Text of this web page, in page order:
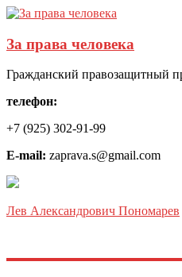
За права человека
Гражданский правозащитный
телефон:
+7 (925) 302-91-99
E-mail: zaprava.s@gmail.com
Лев Александрович Пономарев